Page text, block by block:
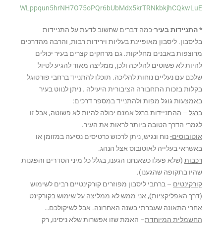
WLppqun5hrNH7O75oPQr6bUbMdx5krTRNkbkjhCQkwLuE
* התניידות בעיר-כמה דברים שחשוב לדעת על התניידות
בליסבון. ליסבון מאופיינת בעליות וירידות רבות, והרבה מהדרכים
מרוצפות באבנים מחליקות. גם מרחקים קצרים בעיר יכולים
להיות לא פשוטים להליכה ולכן, ממליצה מאוד להגיע לטיול
שלכם עם נעליים נוחות להליכה. תוכלו להתנייד ברחבי פורטוגל
בקלות בזכות התחבורה הציבורית היעילה . ניתן לנווט בעיר
באמצעות גוגל מפות ולהתנייד במספר דרכים:
ברגל – ההתניידות ברגל אמנם יכולה להיות לא פשוטה, אבל זו
לגמרי הדרך הטובה ביותר לראות את העיר.
אוטובוסים-נוח ונגיש, ניתן לרכוש כרטיסים נסיעה במזומן או
באשראי בעלייה לאוטובוס אצל הנהג.
רכבות (שלא פעלו כשאנחנו הגענו, בגלל כל מיני הסדרים והפגנות
שהיו בתקופה שהגענו).
קורקינטים – ברחבי ליסבון מפוזרים קורקינטיים רבים לשימוש
(דרך האפליקציות), אני ממש לא ממליצה על שימוש בקורקינט
אחרי התאונה שעברתי בשנה האחרונה. אבל לשיקולכם…
החשמלית המיוחדת– האמת שזו אפשרות שלא ניסינו, רק